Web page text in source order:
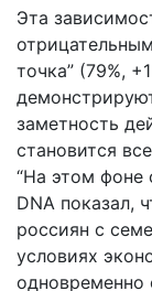
Эта
точка” (79%,
заметность
становится
“На этом фоне
DNA показал,
россиян с
условиях
одновременно